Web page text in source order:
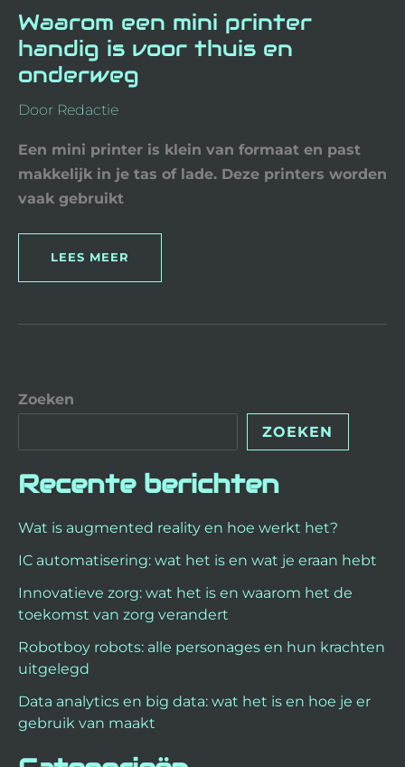
Waarom een mini printer
handig is voor thuis en
onderweg
Door Redactie
Een mini printer is klein van formaat en past
makkelijk in je tas of lade. Deze printers worden
vaak gebruikt
LEES MEER
Zoeken
ZOEKEN
Recente berichten
Wat is augmented reality en hoe werkt het?
IC automatisering: wat het is en wat je eraan hebt
Innovatieve zorg: wat het is en waarom het de
toekomst van zorg verandert
Robotboy robots: alle personages en hun krachten
uitgelegd
Data analytics en big data: wat het is en hoe je er
gebruik van maakt